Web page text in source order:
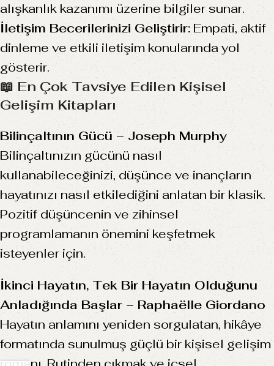
alışkanlık kazanımı üzerine bilgiler sunar.
İletişim Becerilerinizi Geliştirir: Empati, aktif
dinleme ve etkili iletişim konularında yol
gösterir.
📖 En Çok Tavsiye Edilen Kişisel
Gelişim Kitapları
Bilinçaltının Gücü – Joseph Murphy
Bilinçaltınızın gücünü nasıl
kullanabileceğinizi, düşünce ve inançların
hayatınızı nasıl etkilediğini anlatan bir klasik.
Pozitif düşüncenin ve zihinsel
programlamanın önemini keşfetmek
isteyenler için.
İkinci Hayatın, Tek Bir Hayatın Olduğunu
Anladığında Başlar – Raphaëlle Giordano
Hayatın anlamını yeniden sorgulatan, hikâye
formatında sunulmuş güçlü bir kişisel gelişim